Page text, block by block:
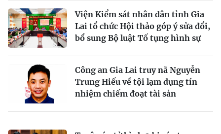
Viện Kiểm sát nhân dân tỉnh Gia
Lai tổ chức Hội thảo góp ý sửa đổi,
bổ sung Bộ luật Tố tụng hình sự
Công an Gia Lai truy nã Nguyễn
Trung Hiếu về tội lạm dụng tín
nhiệm chiếm đoạt tài sản